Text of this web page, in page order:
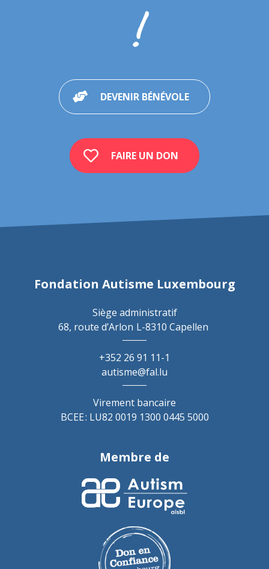
!
DEVENIR BÉNÉVOLE
FAIRE UN DON
Fondation Autisme Luxembourg
Siège administratif
68, route d’Arlon L-8310 Capellen
+352 26 91 11-1
autisme@fal.lu
Virement bancaire
BCEE : LU82 0019 1300 0445 5000
Membre de